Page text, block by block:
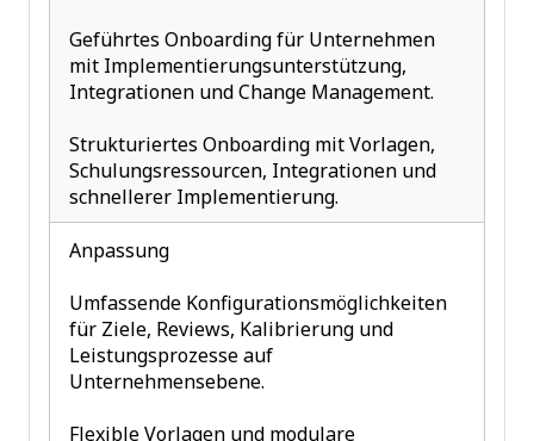
Geführtes Onboarding für Unternehmen
mit Implementierungsunterstützung,
Integrationen und Change Management.
Strukturiertes Onboarding mit Vorlagen,
Schulungsressourcen, Integrationen und
schnellerer Implementierung.
Anpassung
Umfassende Konfigurationsmöglichkeiten
für Ziele, Reviews, Kalibrierung und
Leistungsprozesse auf
Unternehmensebene.
Flexible Vorlagen und modulare